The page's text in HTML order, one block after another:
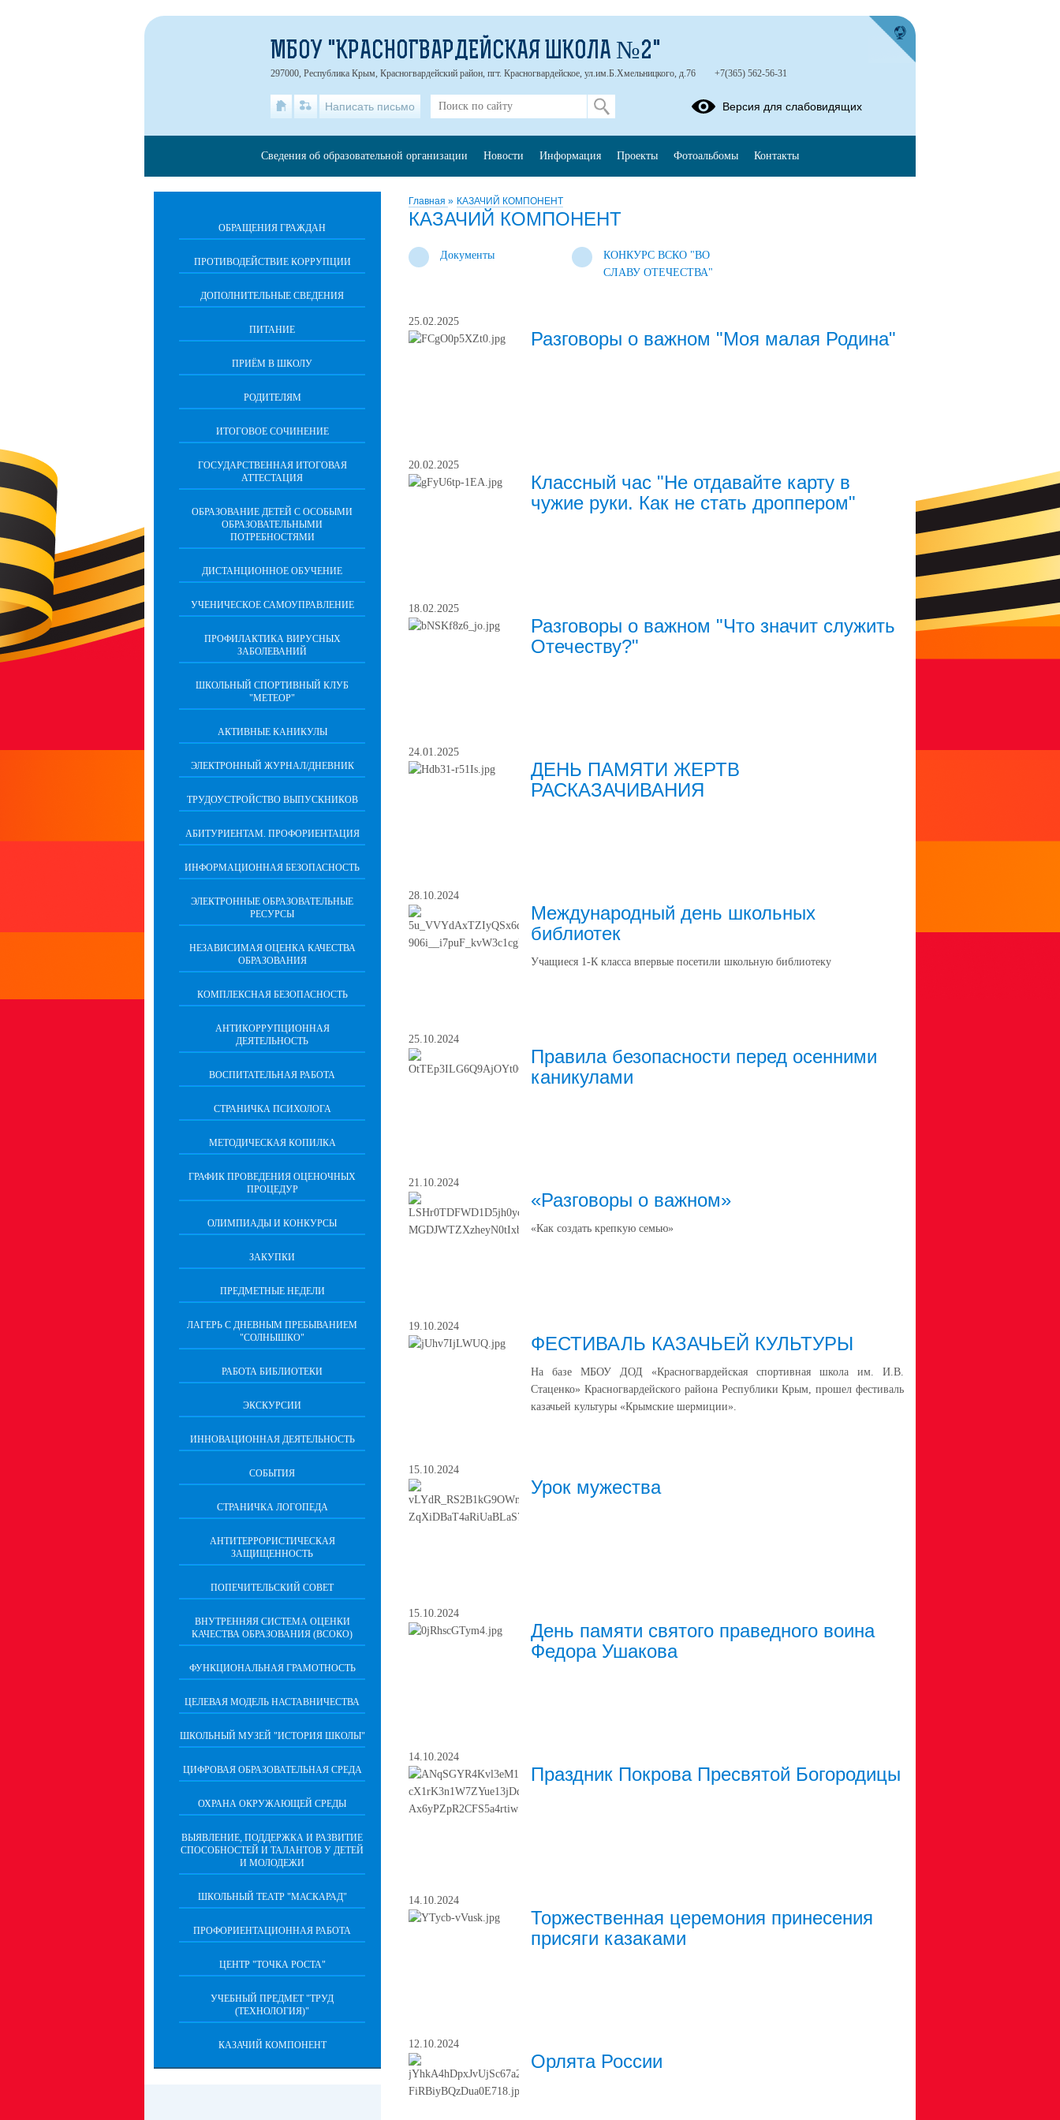
Главная » КАЗАЧИЙ КОМПОНЕНТ
КАЗАЧИЙ КОМПОНЕНТ
Документы
КОНКУРС ВСКО "ВО
СЛАВУ ОТЕЧЕСТВА"
25.02.2025
Разговоры о важном "Моя малая Родина"
20.02.2025
Классный час "Не отдавайте карту в
чужие руки. Как не стать дроппером"
18.02.2025
Разговоры о важном "Что значит служить
Отечеству?"
24.01.2025
ДЕНЬ ПАМЯТИ ЖЕРТВ
РАСКАЗАЧИВАНИЯ
28.10.2024
Международный день школьных
библиотек
Учащиеся 1-К класса впервые посетили школьную библиотеку
25.10.2024
Правила безопасности перед осенними
каникулами
21.10.2024
«Разговоры о важном»
«Как создать крепкую семью»
19.10.2024
ФЕСТИВАЛЬ КАЗАЧЬЕЙ КУЛЬТУРЫ
На базе МБОУ ДОД «Красногвардейская спортивная школа им. И.В.
Стаценко» Красногвардейского района Республики Крым, прошел фестиваль
казачьей культуры «Крымские шермиции».
15.10.2024
Урок мужества
15.10.2024
День памяти святого праведного воина
Федора Ушакова
14.10.2024
Праздник Покрова Пресвятой Богородицы
14.10.2024
Торжественная церемония принесения
присяги казаками
12.10.2024
Орлята России
ОБРАЩЕНИЯ ГРАЖДАН
ПРОТИВОДЕЙСТВИЕ КОРРУПЦИИ
ДОПОЛНИТЕЛЬНЫЕ СВЕДЕНИЯ
ПИТАНИЕ
ПРИЁМ В ШКОЛУ
РОДИТЕЛЯМ
ИТОГОВОЕ СОЧИНЕНИЕ
ГОСУДАРСТВЕННАЯ ИТОГОВАЯ
АТТЕСТАЦИЯ
ОБРАЗОВАНИЕ ДЕТЕЙ С ОСОБЫМИ
ОБРАЗОВАТЕЛЬНЫМИ
ПОТРЕБНОСТЯМИ
ДИСТАНЦИОННОЕ ОБУЧЕНИЕ
УЧЕНИЧЕСКОЕ САМОУПРАВЛЕНИЕ
ПРОФИЛАКТИКА ВИРУСНЫХ
ЗАБОЛЕВАНИЙ
ШКОЛЬНЫЙ СПОРТИВНЫЙ КЛУБ
"МЕТЕОР"
АКТИВНЫЕ КАНИКУЛЫ
ЭЛЕКТРОННЫЙ ЖУРНАЛ/ДНЕВНИК
ТРУДОУСТРОЙСТВО ВЫПУСКНИКОВ
АБИТУРИЕНТАМ. ПРОФОРИЕНТАЦИЯ
ИНФОРМАЦИОННАЯ БЕЗОПАСНОСТЬ
ЭЛЕКТРОННЫЕ ОБРАЗОВАТЕЛЬНЫЕ
РЕСУРСЫ
НЕЗАВИСИМАЯ ОЦЕНКА КАЧЕСТВА
ОБРАЗОВАНИЯ
КОМПЛЕКСНАЯ БЕЗОПАСНОСТЬ
АНТИКОРРУПЦИОННАЯ
ДЕЯТЕЛЬНОСТЬ
ВОСПИТАТЕЛЬНАЯ РАБОТА
СТРАНИЧКА ПСИХОЛОГА
МЕТОДИЧЕСКАЯ КОПИЛКА
ГРАФИК ПРОВЕДЕНИЯ ОЦЕНОЧНЫХ
ПРОЦЕДУР
ОЛИМПИАДЫ И КОНКУРСЫ
ЗАКУПКИ
ПРЕДМЕТНЫЕ НЕДЕЛИ
ЛАГЕРЬ С ДНЕВНЫМ ПРЕБЫВАНИЕМ
"СОЛНЫШКО"
РАБОТА БИБЛИОТЕКИ
ЭКСКУРСИИ
ИННОВАЦИОННАЯ ДЕЯТЕЛЬНОСТЬ
СОБЫТИЯ
СТРАНИЧКА ЛОГОПЕДА
АНТИТЕРРОРИСТИЧЕСКАЯ
ЗАЩИЩЕННОСТЬ
ПОПЕЧИТЕЛЬСКИЙ СОВЕТ
ВНУТРЕННЯЯ СИСТЕМА ОЦЕНКИ
КАЧЕСТВА ОБРАЗОВАНИЯ (ВСОКО)
ФУНКЦИОНАЛЬНАЯ ГРАМОТНОСТЬ
ЦЕЛЕВАЯ МОДЕЛЬ НАСТАВНИЧЕСТВА
ШКОЛЬНЫЙ МУЗЕЙ "ИСТОРИЯ ШКОЛЫ"
ЦИФРОВАЯ ОБРАЗОВАТЕЛЬНАЯ СРЕДА
ОХРАНА ОКРУЖАЮЩЕЙ СРЕДЫ
ВЫЯВЛЕНИЕ, ПОДДЕРЖКА И РАЗВИТИЕ
СПОСОБНОСТЕЙ И ТАЛАНТОВ У ДЕТЕЙ
И МОЛОДЕЖИ
ШКОЛЬНЫЙ ТЕАТР "МАСКАРАД"
ПРОФОРИЕНТАЦИОННАЯ РАБОТА
ЦЕНТР "ТОЧКА РОСТА"
УЧЕБНЫЙ ПРЕДМЕТ "ТРУД
(ТЕХНОЛОГИЯ)"
КАЗАЧИЙ КОМПОНЕНТ
МБОУ "КРАСНОГВАРДЕЙСКАЯ ШКОЛА №2"
297000, Республика Крым, Красногвардейский район, пгт. Красногвардейское, ул.им.Б.Хмельницкого, д.76 +7(365) 562-56-31
Написать письмо Версия для слабовидящих
Сведения об образовательной организации Новости Информация Проекты Фотоальбомы Контакты